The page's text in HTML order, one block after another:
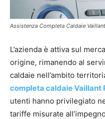
Assistenza Completa Caldaie
L’azienda è attiva sul
origine, rimanendo al
caldaie nell’ambito
completa caldaie Vaillant
utenti hanno privilegiato
tariffe misurate